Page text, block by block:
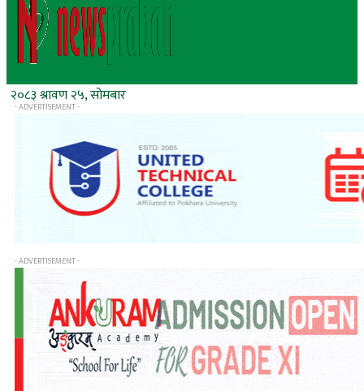
२०८३ श्रावण २५, सोमबार
- ADVERTISEMENT -
- ADVERTISEMENT -